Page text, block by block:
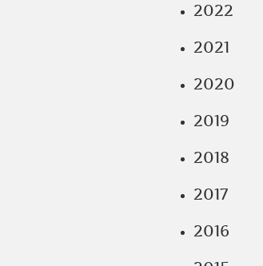
2022
2021
2020
2019
2018
2017
2016